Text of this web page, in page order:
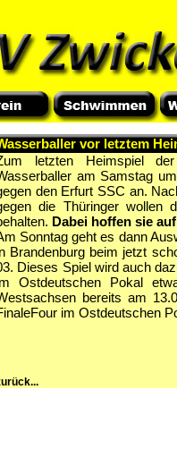
vor letztem
letzten Heimspiel
am Samstag
den Erfurt SSC an.
die Thüringer wollen
Dabei hoffen sie
Sonntag geht es dann
Brandenburg beim jetzt
Dieses Spiel wird auch
Ostdeutschen Pokal
bereits am
im Ostdeutschen